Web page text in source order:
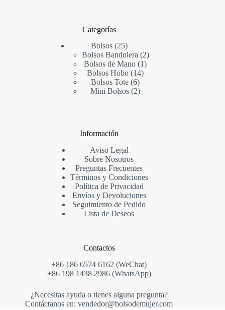
Categorías
Bolsos 2525
productos
Bolsos Bandolera 22
productos
Bolsos de Mano 11
Bolsos Hobo 1414
Bolsos Tote 66
productos
Mini Bolsos 22
Información
Aviso Legal
Sobre Nosotros
Preguntas Frecuentes
Términos y Condiciones
Política de Privacidad
Envíos y Devoluciones
Seguimiento de Pedido
Lista de Deseos
Contactos
+86 186 6574 6162 (WeChat)
+86 198 1438 2986 (WhatsApp)
¿Necesitas ayuda o tienes alguna pregunta?
Contáctanos en: vendedor@bolsodemujer.com